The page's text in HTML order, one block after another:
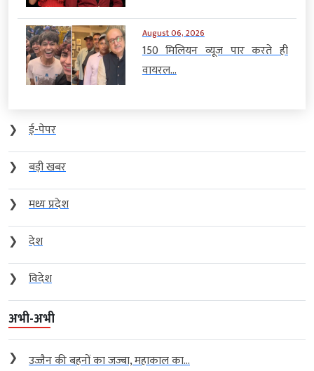
August 06, 2026
150 मिलियन व्यूज पार करते ही
वायरल...
❯
ई-पेपर
❯
बड़ी खबर
❯
मध्य प्रदेश
❯
देश
❯
विदेश
अभी-अभी
❯ उज्जैन की बहनों का जज्बा, महाकाल का...